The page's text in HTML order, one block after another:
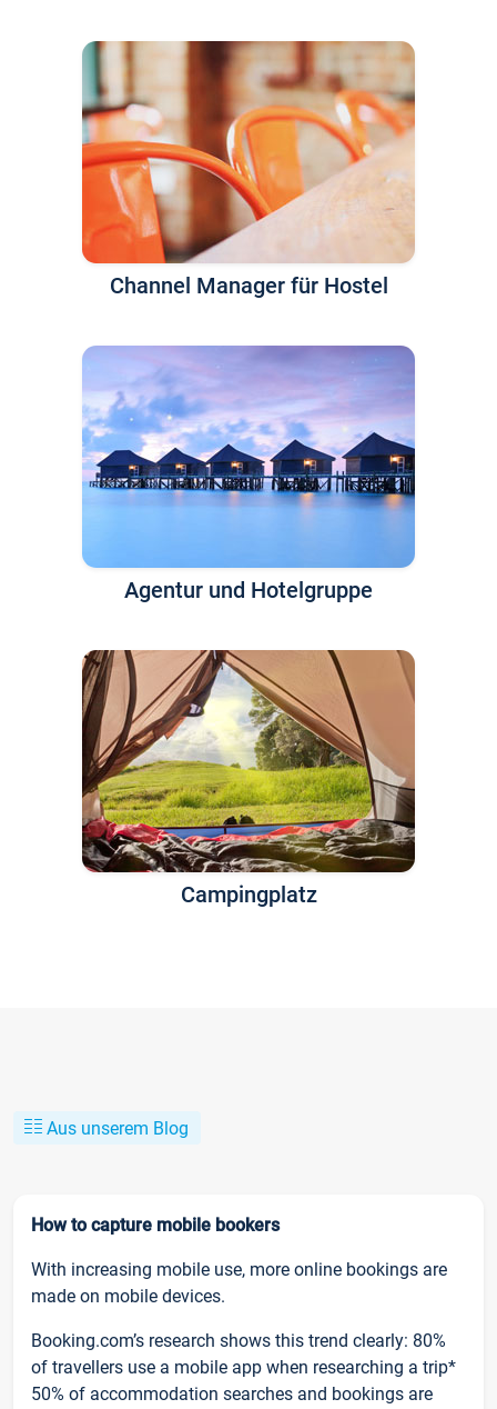
Channel Manager für Hostel
Agentur und Hotelgruppe
Campingplatz
Aus unserem Blog
How to capture mobile bookers
With increasing mobile use, more online bookings are
made on mobile devices.
Booking.com’s research shows this trend clearly: 80%
of travellers use a mobile app when researching a trip*
50% of accommodation searches and bookings are